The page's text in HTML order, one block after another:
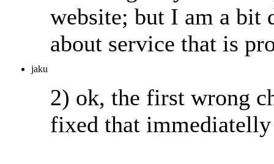
jaku
website; but I am a bit
about service that is
2) ok, the first wrong
fixed that immediatelly